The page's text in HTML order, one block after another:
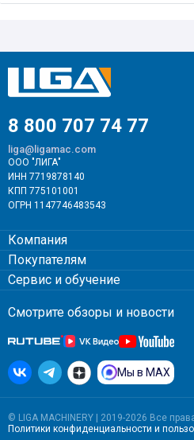
8 800 707 74 77
liga@ligamac.com
ООО "ЛИГА"
ИНН 7719878140
КПП 775101001
ОГРН 1147746483543
Компания
Покупателям
Сервис и обучение
Смотрите обзоры и новости
Мы в MAX
© LIGA MACHINERY | 2019-2026 Все
Политики конфиденциальности и